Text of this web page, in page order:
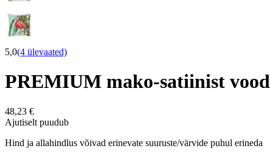
5,0(4 ülevaated)
PREMIUM mako-satiinist
48,23 €
Ajutiselt puudub
Hind ja allahindlus võivad erinevate suuruste/värvide puhul erineda